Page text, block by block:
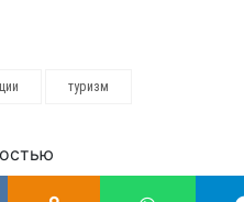
туризм